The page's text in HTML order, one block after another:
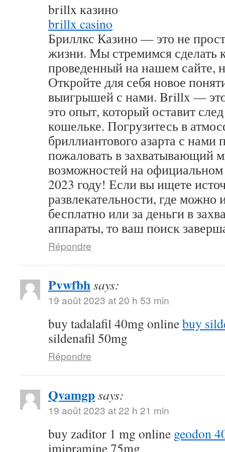
brillx казино
brillx casino
Бриллкс Казино — это не
жизни. Мы стремимся сделать
проведенный на нашем сайте,
Откройте для себя новое
выигрышей с нами. Brillx — это
это опыт, который оставит
кошельке. Погрузитесь в
бриллиантового азарта с
пожаловать в захватывающий
возможностей на
2023 году! Если вы ищете
развлекательности, где можно
бесплатно или за деньги в
аппараты, то ваш поиск
Répondre
Pvwfbhsays:
19 août 2023 at 20 h 53 min
buy tadalafil 40mg onlinebuy
sildenafil 50mg
Répondre
Qvamgpsays:
19 août 2023 at 22 h 21 min
buy zaditor 1 mg online geodon
imipramine 75mg